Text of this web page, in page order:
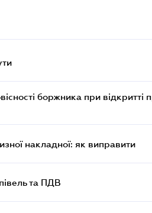
боржника при
накладної: як виправити
та ПДВ